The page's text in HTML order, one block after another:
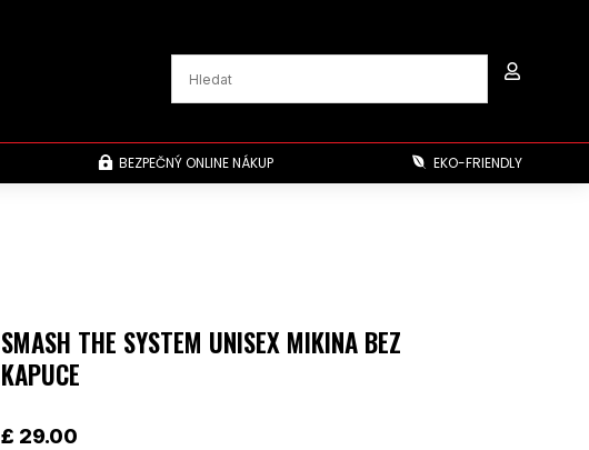

 BEZPEČNÝ ONLINE NÁKUP  EKO-FRIENDLY
SMASH THE SYSTEM UNISEX MIKINA BEZ
KAPUCE
£ 29.00